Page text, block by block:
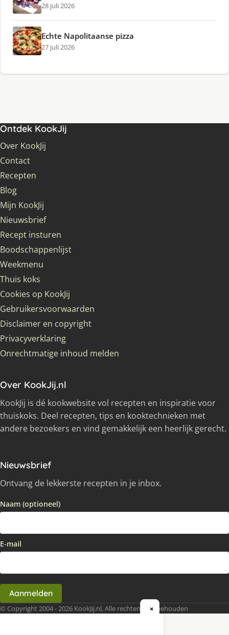
28 juli 2026
Echte Napolitaanse pizza
27 juli 2026
Ontdek KookJij
Over KookJij
Contact
Recepten
Blog
Mijn KookJij
Nieuwsbrief
Recept insturen
Boodschappenlijst
Weekmenu
Thuis koks
Cookies op KookJij
Gebruikersvoorwaarden
Disclaimer en copyright
Privacyverklaring
Onrechtmatige inhoud melden
Over KookJij.nl
KookJij is dé kookwebsite vol recepten en inspiratie voor
thuiskoks. Deel recepten, tips en kooktechnieken met
andere bezoekers en vind gemakkelijk een heerlijk gerecht.
Nieuwsbrief
Ontvang de lekkerste recepten in je inbox.
Naam (optioneel)
E-mail
Aanmelden
© Copyright 2004 - 2026 KookJij.nl, Alle rechten voorbehouden
×